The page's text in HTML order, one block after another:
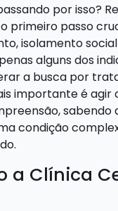
por isso?
primeiro passo
isolamento
alguns dos
a busca por
importante é agir
sabendo
condição
a Clínica